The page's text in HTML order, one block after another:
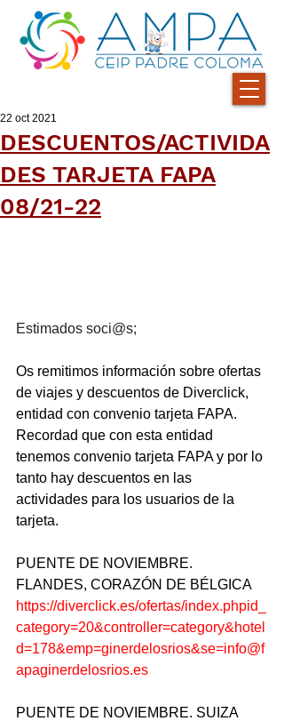
DESCUENTOS/ACTIVIDA
DES TARJETA FAPA
08/21-22
22 oct 2021
Estimados soci@s;
Os remitimos información sobre ofertas
de viajes y descuentos de Diverclick,
entidad con convenio tarjeta FAPA.
Recordad que con esta entidad
tenemos convenio tarjeta FAPA y por lo
tanto hay descuentos en las
actividades para los usuarios de la
tarjeta.
PUENTE DE NOVIEMBRE.
FLANDES, CORAZÓN DE BÉLGICA
https://diverclick.es/ofertas/index.phpid_
category=20&controller=category&hotel
d=178&emp=ginerdelosrios&se=info@f
apaginerdelosrios.es
PUENTE DE NOVIEMBRE. SUIZA